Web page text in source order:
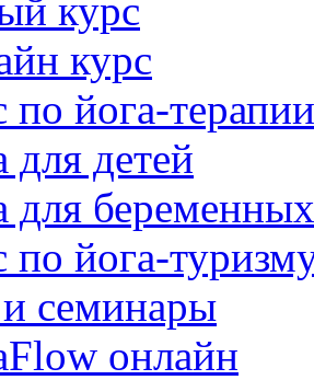
курс
курс
по йога-терапии
для детей
для беременных
по йога-
семинары
онлайн